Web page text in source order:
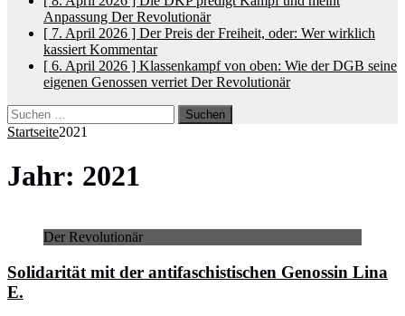
Anpassung Der Revolutionär
[ 7. April 2026 ] Der Preis der Freiheit, oder: Wer wirklich
kassiert Kommentar
[ 6. April 2026 ] Klassenkampf von oben: Wie der DGB seine
eigenen Genossen verriet Der Revolutionär
Suchen
nach:
Startseite2021
Jahr: 2021
Der Revolutionär
Solidarität mit der antifaschistischen Genossin Lina
E.